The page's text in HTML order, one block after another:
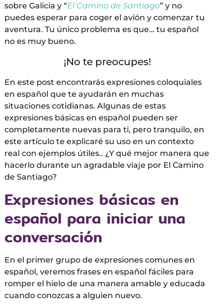
sobre Galicia y “El Camino de Santiago” y no
puedes esperar para coger el avión y comenzar tu
aventura. Tu único problema es que… tu español
no es muy bueno.
¡No te preocupes!
En este post encontrarás expresiones coloquiales
en español que te ayudarán en muchas
situaciones cotidianas. Algunas de estas
expresiones básicas en español pueden ser
completamente nuevas para ti, pero tranquilo, en
este artículo te explicaré su uso en un contexto
real con ejemplos útiles.. ¿Y qué mejor manera que
hacerlo durante un agradable viaje por El Camino
de Santiago?
Expresiones básicas en
español para iniciar una
conversación
En el primer grupo de expresiones comunes en
español, veremos frases en español fáciles para
romper el hielo de una manera amable y educada
cuando conozcas a alguien nuevo.